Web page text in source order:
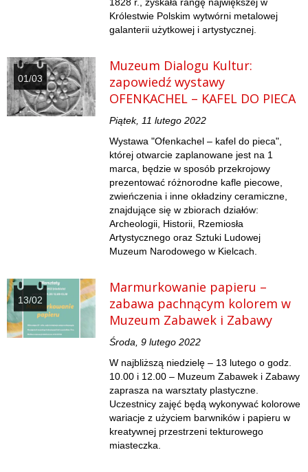
Królestwie Polskim wytwórni metalowej
galanterii użytkowej i artystycznej.
01/03
Muzeum Dialogu Kultur:
zapowiedź wystawy
OFENKACHEL – KAFEL DO PIECA
Piątek, 11 lutego 2022
Wystawa "Ofenkachel – kafel do pieca",
której otwarcie zaplanowane jest na 1
marca, będzie w sposób przekrojowy
prezentować różnorodne kafle piecowe,
zwieńczenia i inne okładziny ceramiczne,
znajdujące się w zbiorach działów:
Archeologii, Historii, Rzemiosła
Artystycznego oraz Sztuki Ludowej
Muzeum Narodowego w Kielcach.
13/02
Marmurkowanie papieru –
zabawa pachnącym kolorem w
Muzeum Zabawek i Zabawy
Środa, 9 lutego 2022
W najbliższą niedzielę – 13 lutego o godz.
10.00 i 12.00 – Muzeum Zabawek i Zabawy
zaprasza na warsztaty plastyczne.
Uczestnicy zajęć będą wykonywać kolorowe
wariacje z użyciem barwników i papieru w
kreatywnej przestrzeni tekturowego
miasteczka.